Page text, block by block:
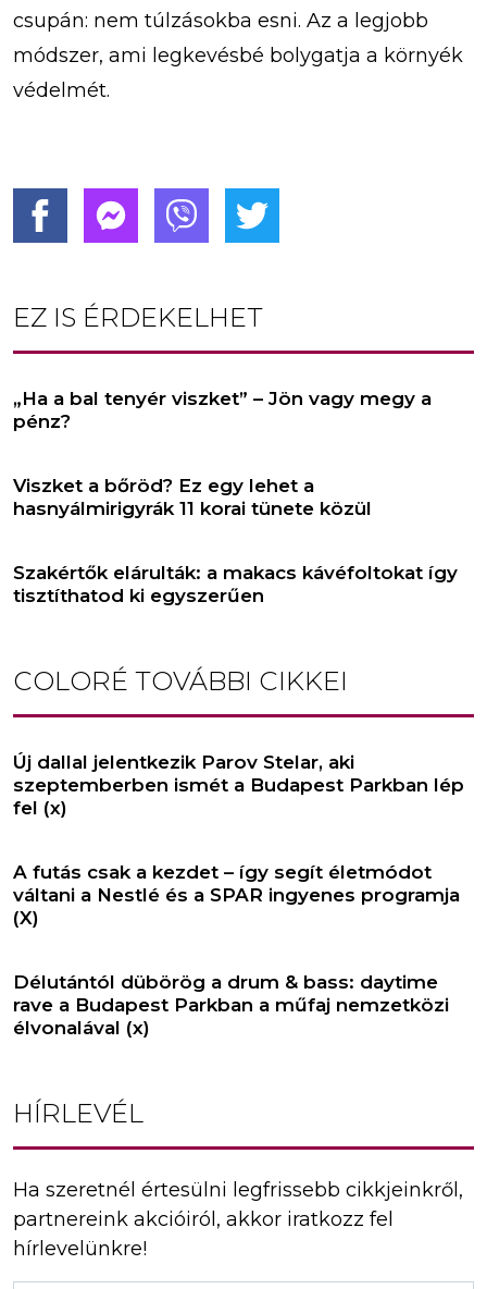
csupán: nem túlzásokba esni. Az a legjobb
módszer, ami legkevésbé bolygatja a környék
védelmét.
EZ IS ÉRDEKELHET
„Ha a bal tenyér viszket” – Jön vagy megy a
pénz?
Viszket a bőröd? Ez egy lehet a
hasnyálmirigyrák 11 korai tünete közül
Szakértők elárulták: a makacs kávéfoltokat így
tisztíthatod ki egyszerűen
COLORÉ TOVÁBBI CIKKEI
Új dallal jelentkezik Parov Stelar, aki
szeptemberben ismét a Budapest Parkban lép
fel (x)
A futás csak a kezdet – így segít életmódot
váltani a Nestlé és a SPAR ingyenes programja
(X)
Délutántól dübörög a drum & bass: daytime
rave a Budapest Parkban a műfaj nemzetközi
élvonalával (x)
HÍRLEVÉL
Ha szeretnél értesülni legfrissebb cikkjeinkről,
partnereink akcióiról, akkor iratkozz fel
hírlevelünkre!